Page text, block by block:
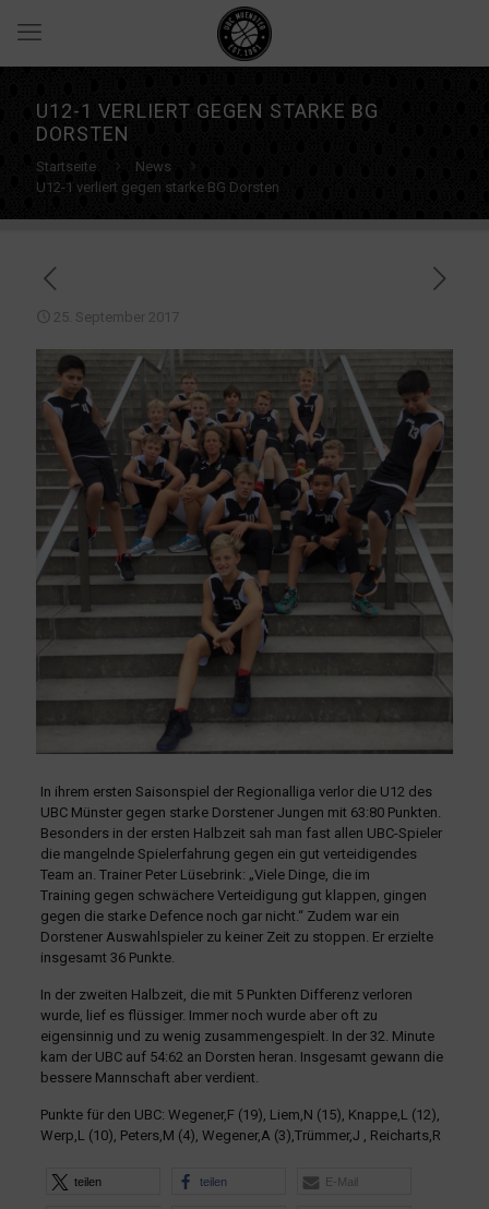
U12-1 VERLIERT GEGEN STARKE BG
DORSTEN
Startseite
News
U12-1 verliert gegen starke BG Dorsten
25. September 2017
In ihrem ersten Saisonspiel der Regionalliga verlor die U12 des
UBC Münster gegen starke Dorstener Jungen mit 63:80 Punkten.
Besonders in der ersten Halbzeit sah man fast allen UBC-Spieler
die mangelnde Spielerfahrung gegen ein gut verteidigendes
Team an. Trainer Peter Lüsebrink: „Viele Dinge, die im
Training gegen schwächere Verteidigung gut klappen, gingen
gegen die starke Defence noch gar nicht.“ Zudem war ein
Dorstener Auswahlspieler zu keiner Zeit zu stoppen. Er erzielte
insgesamt 36 Punkte.
In der zweiten Halbzeit, die mit 5 Punkten Differenz verloren
wurde, lief es flüssiger. Immer noch wurde aber oft zu
eigensinnig und zu wenig zusammengespielt. In der 32. Minute
kam der UBC auf 54:62 an Dorsten heran. Insgesamt gewann die
bessere Mannschaft aber verdient.
Punkte für den UBC: Wegener,F (19), Liem,N (15), Knappe,L (12),
Werp,L (10), Peters,M (4), Wegener,A (3),Trümmer,J , Reicharts,R
teilen teilen E-Mail